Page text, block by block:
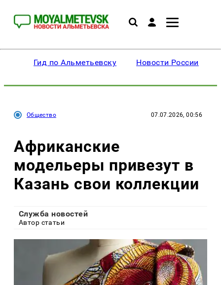
Гид по Альметьевску Новости России
Общество 07.07.2026, 00:56
Африканские
модельеры привезут в
Казань свои коллекции
Служба новостей
Автор статьи